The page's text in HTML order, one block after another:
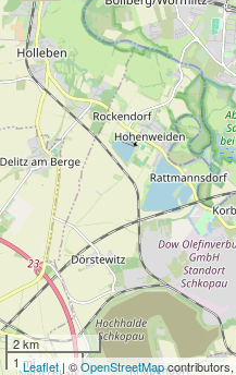
2 km
1 miLeaflet| ©OpenStreetMapcontributors,